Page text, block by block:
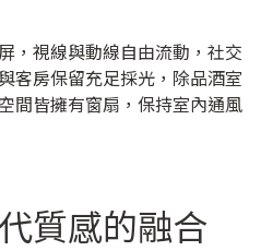
，視線與動線自由流動，社交
客房保留充足採光，除品酒室
間皆擁有窗扇，保持室內通風
質感的融合